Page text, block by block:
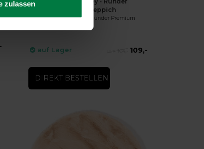
zulassen
Premium Hochflor Teppich
Hampton Mauve Grey - Runder Premium
auf Lager 109,-
DIREKT BESTELLEN